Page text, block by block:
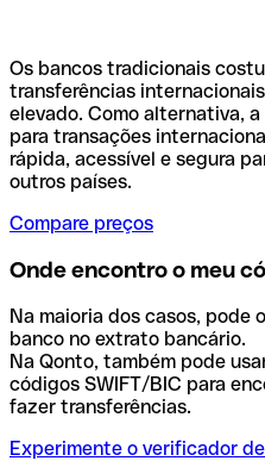
Os bancos tradicionais
transferências
elevado. Como alternativa,
para transações
rápida, acessível e segura
outros países.
Compare preços
Onde encontro o meu
Na maioria dos casos, pode
banco no extrato bancário.
Na Qonto, também pode
códigos SWIFT/BIC para
fazer transferências.
Experimente o verificador